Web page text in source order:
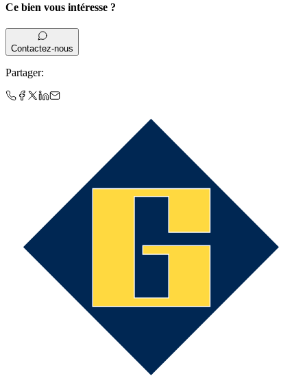
Ce bien vous intéresse ?
Contactez-nous
Partager: